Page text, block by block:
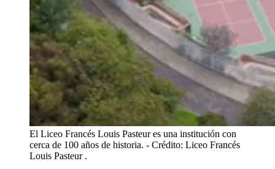
El Liceo Francés Louis Pasteur es una institución con
cerca de 100 años de historia. - Crédito: Liceo Francés
Louis Pasteur .